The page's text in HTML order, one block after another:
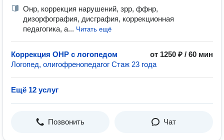
Онр, коррекция нарушений, зрр, ффнр,
дизорфография, дисграфия, коррекционная
педагогика, а... Читать ещё
Коррекция ОНР с логопедом
от 1250 ₽ / 60 мин
Логопед, олигофренопедагог Стаж 23 года
Ещё 12 услуг
Позвонить Чат